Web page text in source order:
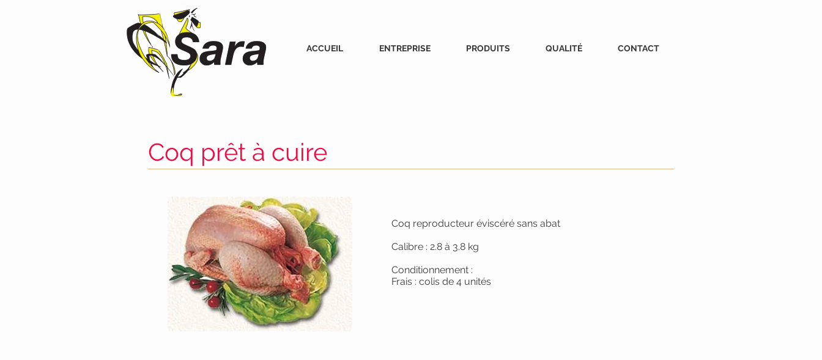
ACCUEIL ENTREPRISE PRODUITS QUALITÉ CONTACT
Coq prêt à cuire
Coq reproducteur éviscéré sans abat​
Calibre : 2.8 à 3.8 kg
Conditionnement :
Frais : colis de 4 unités